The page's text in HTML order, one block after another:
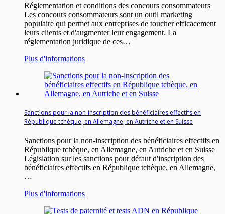
Réglementation et conditions des concours consommateurs
Les concours consommateurs sont un outil marketing
populaire qui permet aux entreprises de toucher efficacement
leurs clients et d'augmenter leur engagement. La
réglementation juridique de ces…
Plus d'informations
Sanctions pour la non-inscription des bénéficiaires effectifs en
République tchèque, en Allemagne, en Autriche et en Suisse
Sanctions pour la non-inscription des bénéficiaires effectifs en
République tchèque, en Allemagne, en Autriche et en Suisse
Législation sur les sanctions pour défaut d'inscription des
bénéficiaires effectifs en République tchèque, en Allemagne,
…
Plus d'informations